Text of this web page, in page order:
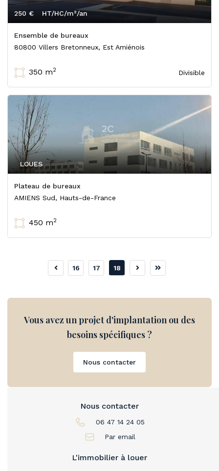
Ensemble de bureaux
Divisible
250 € HT/HC/m²/an
80800 Villers Bretonneux, Est Amiénois
350 m2
Plateau de bureaux
LOUES
AMIENS Sud, Hauts-de-France
450 m2
16 17 18
Vous avez un projet d'implantation ou des
besoins spécifiques ?
Nous contacter
L'immobilier à louer
Nous contacter
06 47 14 24 05
Par email